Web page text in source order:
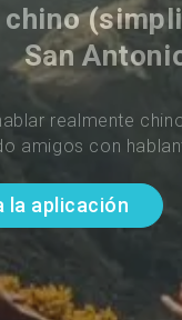
chino
San
realmente
amigos con
la aplicación